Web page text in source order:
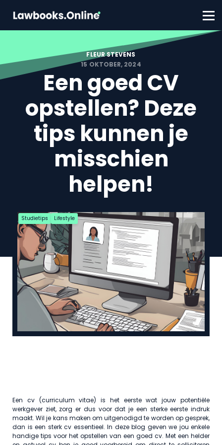
FAQ
Contact
Account aanmaken
Inloggen
FLEUR STEVENS
15 OKTOBER, 2024
Een goed CV
opstellen? Deze
tips kunnen je
misschien
helpen!
Studietips Lifestyle
Een cv (curriculum vitae) is het eerste wat jouw potentiële
werkgever ziet, zorg er dus voor dat je een sterke eerste indruk
maakt. Wil je kans maken om uitgenodigd te worden op gesprek,
dan is een sterk cv essentieel. In deze blog geven we jou enkele
handige tips voor het opstellen van een goed cv. Met een helder